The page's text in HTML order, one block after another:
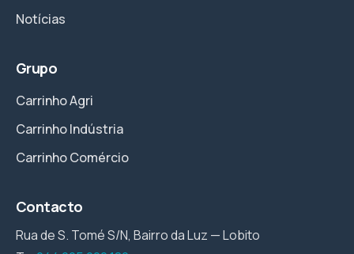
Notícias
Grupo
Carrinho Agri
Carrinho Indústria
Carrinho Comércio
Contacto
Rua de S. Tomé S/N, Bairro da Luz — Lobito